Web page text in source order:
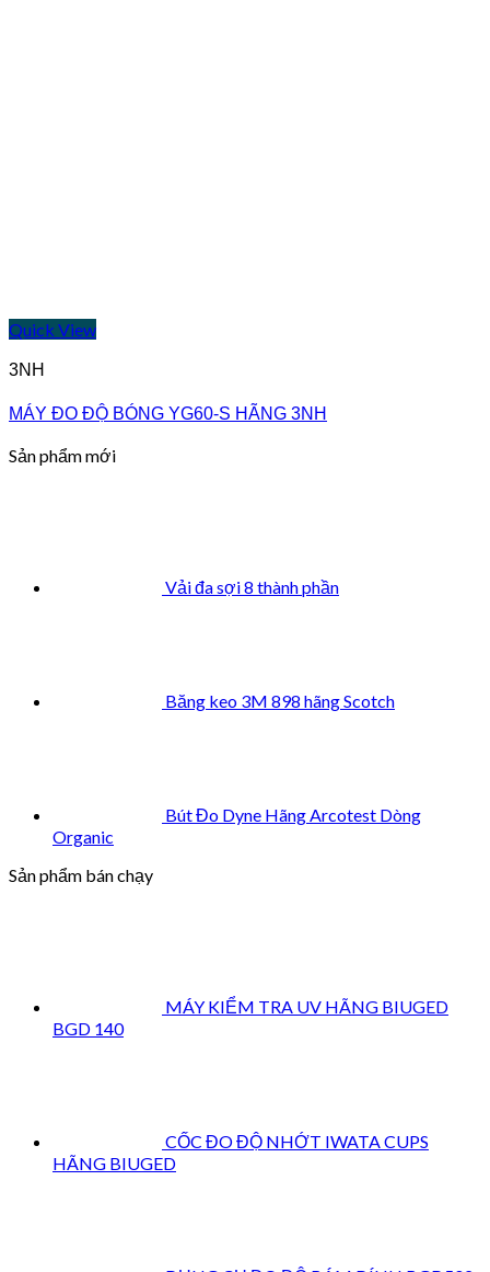
Quick View
3NH
MÁY ĐO ĐỘ BÓNG YG60-S HÃNG 3NH
Sản phẩm mới
Vải đa sợi 8 thành phần
Băng keo 3M 898 hãng Scotch
Bút Đo Dyne Hãng Arcotest Dòng
Organic
Sản phẩm bán chạy
MÁY KIỂM TRA UV HÃNG BIUGED
BGD 140
CỐC ĐO ĐỘ NHỚT IWATA CUPS
HÃNG BIUGED